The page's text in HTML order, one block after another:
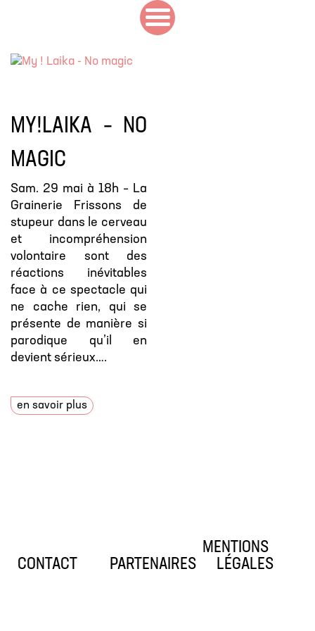
MY!LAIKA – NO
MAGIC
Sam. 29 mai à 18h – La
Grainerie Frissons de
stupeur dans le cerveau
et incompréhension
volontaire sont des
réactions inévitables
face à ce spectacle qui
ne cache rien, qui se
présente de manière si
parodique qu’il en
devient sérieux….
en savoir plus
CONTACT PARTENAIRES
MENTIONS
LÉGALES